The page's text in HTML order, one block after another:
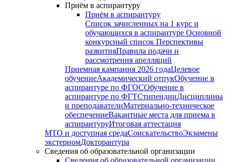
Приём в аспирантуру
Приём в аспирантуру
Список зачисленных на 1 курс и
обучающихся в аспирантуре Основной
конкурсный список Перспективы
развитияПравила подачи и
рассмотрения апелляций
Приемная кампания 2026 годаЦелевое
обучениеАкадемический отпукОбучение в
аспирантуре по ФГОСОбучение в
аспирантуре по ФГТСтипендииДисциплины
и преподавателиМатериально-техническое
обеспечениеВакантные места для приема в
аспирантуруИтоговая аттестация
МТО и доступная средаСоискательствоЭкзамены
экстерномДокторантура
Сведения об образовательной организации
Сведения об образовательной организации